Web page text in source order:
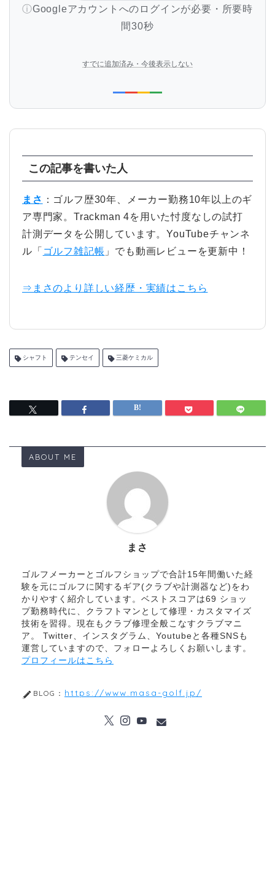
Googleアカウントへのログインが必要・所要時
間30秒
すでに追加済み・今後表示しない
この記事を書いた人
まさ ：ゴルフ歴30年、メーカー勤務10年以上のギ
ア専門家。Trackman 4を用いた忖度なしの試打
計測データを公開しています。YouTubeチャンネ
ル「 ゴルフ雑記帳 」でも動画レビューを更新中！
⇒まさのより詳しい経歴・実績はこちら
シャフト テンセイ 三菱ケミカル
ABOUT ME
まさ
ゴルフメーカーとゴルフショップで合計15年間働いた経
験を元にゴルフに関するギア(クラブや計測器など)をわ
かりやすく紹介しています。ベストスコアは69 ショッ
プ勤務時代に、クラフトマンとして修理・カスタマイズ
技術を習得。現在もクラブ修理全般こなすクラブマニ
ア。 Twitter、インスタグラム、Youtubeと各種SNSも
運営していますので、フォローよろしくお願いします。
プロフィールはこちら
BLOG： https://www.masa-golf.jp/